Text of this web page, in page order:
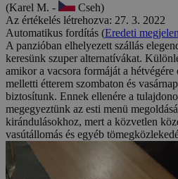
(Karel M. -
Cseh)
Az értékelés létrehozva: 27. 3. 2022
Automatikus fordítás (Eredeti
A panzióban elhelyezett szállás
keresünk szuper alternatívákat.
amikor a vacsora formáját a
melletti étterem szombaton és
biztosítunk. Ennek ellenére a
megegyeztünk az esti menü
kirándulásokhoz, mert a közvetlen
vasútállomás és egyéb